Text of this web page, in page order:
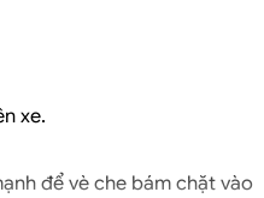
xe.
để vè che bám chặt vào